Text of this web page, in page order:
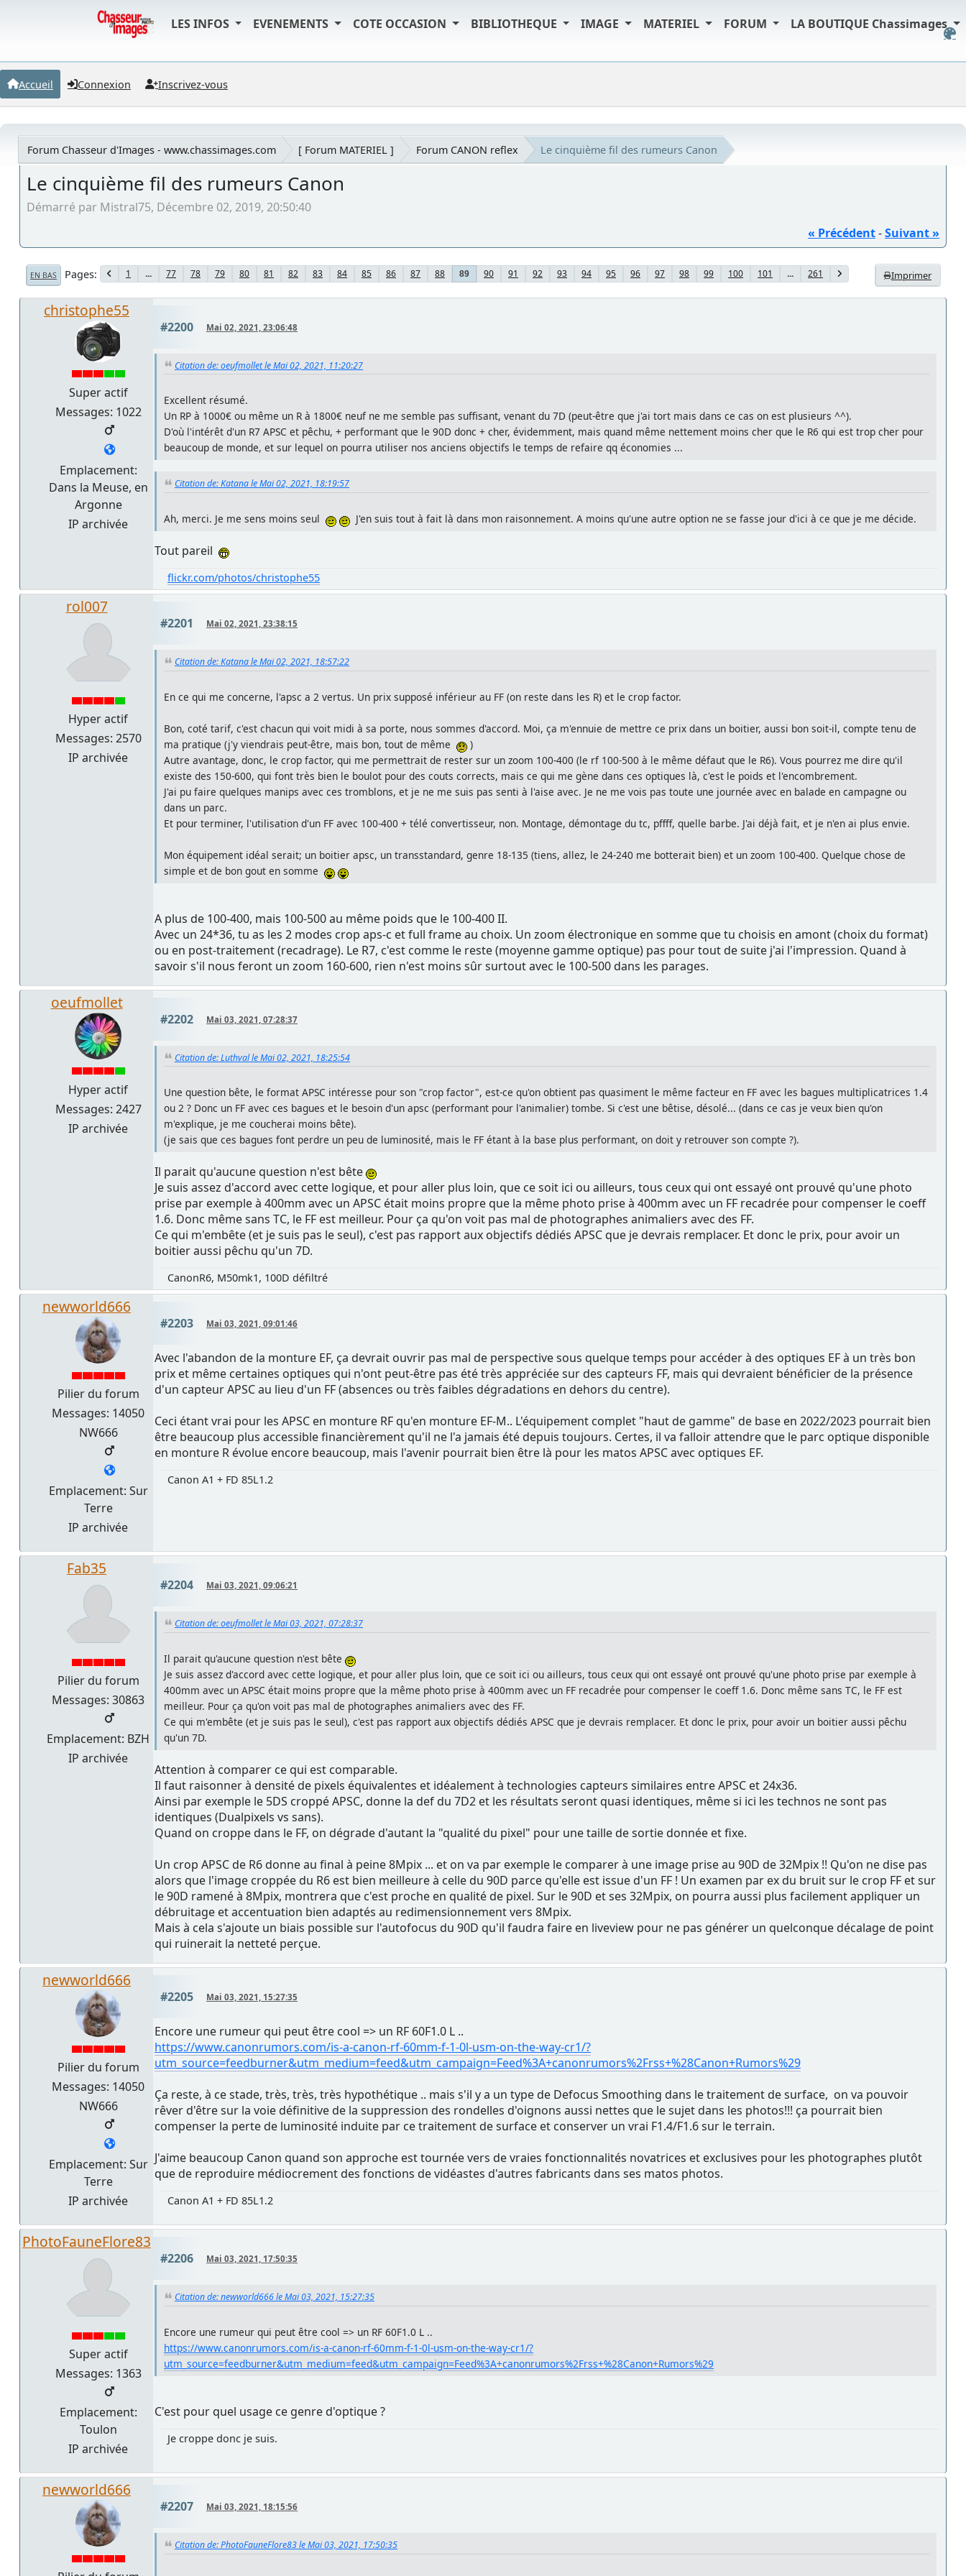
LES INFOS EVENEMENTS COTE OCCASION BIBLIOTHEQUE IMAGE MATERIEL FORUM LA BOUTIQUE Chassimages
Accueil Connexion Inscrivez-vous
Forum Chasseur d'Images - www.chassimages.com [ Forum MATERIEL ] Forum CANON reflex Le cinquième fil des rumeurs Canon
Le cinquième fil des rumeurs Canon
Démarré par Mistral75, Décembre 02, 2019, 20:50:40
« Précédent-Suivant »
Imprimer
EN BAS Pages 1 ... 77 78 79 80 81 82 83 84 85 86 87 88 89 90 91 92 93 94 95 96 97 98 99 100 101 ... 261
christophe55
Super actif
Messages: 1022
Emplacement:
Dans la Meuse, en
Argonne
IP archivée
#2200 Mai 02, 2021, 23:06:48
Citation de: oeufmollet le Mai 02, 2021, 11:20:27
Excellent résumé.
Un RP à 1000€ ou même un R à 1800€ neuf ne me semble pas suffisant, venant du 7D (peut-être que j'ai tort mais dans ce cas on est plusieurs ^^).
D'où l'intérêt d'un R7 APSC et pêchu, + performant que le 90D donc + cher, évidemment, mais quand même nettement moins cher que le R6 qui est trop cher pour
beaucoup de monde, et sur lequel on pourra utiliser nos anciens objectifs le temps de refaire qq économies ...
Citation de: Katana le Mai 02, 2021, 18:19:57
Ah, merci. Je me sens moins seul J'en suis tout à fait là dans mon raisonnement. A moins qu'une autre option ne se fasse jour d'ici à ce que je me décide.
Tout pareil
flickr.com/photos/christophe55
rol007
Hyper actif
Messages: 2570
IP archivée
#2201 Mai 02, 2021, 23:38:15
Citation de: Katana le Mai 02, 2021, 18:57:22
En ce qui me concerne, l'apsc a 2 vertus. Un prix supposé inférieur au FF (on reste dans les R) et le crop factor.
Bon, coté tarif, c'est chacun qui voit midi à sa porte, nous sommes d'accord. Moi, ça m'ennuie de mettre ce prix dans un boitier, aussi bon soit-il, compte tenu de
ma pratique (j'y viendrais peut-être, mais bon, tout de même
)
Autre avantage, donc, le crop factor, qui me permettrait de rester sur un zoom 100-400 (le rf 100-500 à le même défaut que le R6). Vous pourrez me dire qu'il
existe des 150-600, qui font très bien le boulot pour des couts corrects, mais ce qui me gène dans ces optiques là, c'est le poids et l'encombrement.
J'ai pu faire quelques manips avec ces tromblons, et je ne me suis pas senti à l'aise avec. Je ne me vois pas toute une journée avec en balade en campagne ou
dans un parc.
Et pour terminer, l'utilisation d'un FF avec 100-400 + télé convertisseur, non. Montage, démontage du tc, pffff, quelle barbe. J'ai déjà fait, et je n'en ai plus envie.
Mon équipement idéal serait; un boitier apsc, un transstandard, genre 18-135 (tiens, allez, le 24-240 me botterait bien) et un zoom 100-400. Quelque chose de
simple et de bon gout en somme
A plus de 100-400, mais 100-500 au même poids que le 100-400 II.
Avec un 24*36, tu as les 2 modes crop aps-c et full frame au choix. Un zoom électronique en somme que tu choisis en amont (choix du format)
ou en post-traitement (recadrage). Le R7, c'est comme le reste (moyenne gamme optique) pas pour tout de suite j'ai l'impression. Quand à
savoir s'il nous feront un zoom 160-600, rien n'est moins sûr surtout avec le 100-500 dans les parages.
oeufmollet
Hyper actif
Messages: 2427
IP archivée
#2202 Mai 03, 2021, 07:28:37
Citation de: Luthval le Mai 02, 2021, 18:25:54
Une question bête, le format APSC intéresse pour son "crop factor", est-ce qu'on obtient pas quasiment le même facteur en FF avec les bagues multiplicatrices 1.4
ou 2 ? Donc un FF avec ces bagues et le besoin d'un apsc (performant pour l'animalier) tombe. Si c'est une bêtise, désolé... (dans ce cas je veux bien qu'on
m'explique, je me coucherai moins bête).
(je sais que ces bagues font perdre un peu de luminosité, mais le FF étant à la base plus performant, on doit y retrouver son compte ?).
Il parait qu'aucune question n'est bête
Je suis assez d'accord avec cette logique, et pour aller plus loin, que ce soit ici ou ailleurs, tous ceux qui ont essayé ont prouvé qu'une photo
prise par exemple à 400mm avec un APSC était moins propre que la même photo prise à 400mm avec un FF recadrée pour compenser le coeff
1.6. Donc même sans TC, le FF est meilleur. Pour ça qu'on voit pas mal de photographes animaliers avec des FF.
Ce qui m'embête (et je suis pas le seul), c'est pas rapport aux objectifs dédiés APSC que je devrais remplacer. Et donc le prix, pour avoir un
boitier aussi pêchu qu'un 7D.
CanonR6, M50mk1, 100D défiltré
newworld666
Pilier du forum
Messages: 14050
NW666
Emplacement: Sur
Terre
IP archivée
#2203 Mai 03, 2021, 09:01:46
Avec l'abandon de la monture EF, ça devrait ouvrir pas mal de perspective sous quelque temps pour accéder à des optiques EF à un très bon
prix et même certaines optiques qui n'ont peut-être pas été très appréciée sur des capteurs FF, mais qui devraient bénéficier de la présence
d'un capteur APSC au lieu d'un FF (absences ou très faibles dégradations en dehors du centre).
Ceci étant vrai pour les APSC en monture RF qu'en monture EF-M.. L'équipement complet "haut de gamme" de base en 2022/2023 pourrait bien
être beaucoup plus accessible financièrement qu'il ne l'a jamais été depuis toujours. Certes, il va falloir attendre que le parc optique disponible
en monture R évolue encore beaucoup, mais l'avenir pourrait bien être là pour les matos APSC avec optiques EF.
Canon A1 + FD 85L1.2
Fab35
Pilier du forum
Messages: 30863
Emplacement: BZH
IP archivée
#2204 Mai 03, 2021, 09:06:21
Citation de: oeufmollet le Mai 03, 2021, 07:28:37
Il parait qu'aucune question n'est bête
Je suis assez d'accord avec cette logique, et pour aller plus loin, que ce soit ici ou ailleurs, tous ceux qui ont essayé ont prouvé qu'une photo prise par exemple à
400mm avec un APSC était moins propre que la même photo prise à 400mm avec un FF recadrée pour compenser le coeff 1.6. Donc même sans TC, le FF est
meilleur. Pour ça qu'on voit pas mal de photographes animaliers avec des FF.
Ce qui m'embête (et je suis pas le seul), c'est pas rapport aux objectifs dédiés APSC que je devrais remplacer. Et donc le prix, pour avoir un boitier aussi pêchu
qu'un 7D.
Attention à comparer ce qui est comparable.
Il faut raisonner à densité de pixels équivalentes et idéalement à technologies capteurs similaires entre APSC et 24x36.
Ainsi par exemple le 5DS croppé APSC, donne la def du 7D2 et les résultats seront quasi identiques, même si ici les technos ne sont pas
identiques (Dualpixels vs sans).
Quand on croppe dans le FF, on dégrade d'autant la "qualité du pixel" pour une taille de sortie donnée et fixe.
Un crop APSC de R6 donne au final à peine 8Mpix ... et on va par exemple le comparer à une image prise au 90D de 32Mpix !! Qu'on ne dise pas
alors que l'image croppée du R6 est bien meilleure à celle du 90D parce qu'elle est issue d'un FF ! Un examen par ex du bruit sur le crop FF et sur
le 90D ramené à 8Mpix, montrera que c'est proche en qualité de pixel. Sur le 90D et ses 32Mpix, on pourra aussi plus facilement appliquer un
débruitage et accentuation bien adaptés au redimensionnement vers 8Mpix.
Mais à cela s'ajoute un biais possible sur l'autofocus du 90D qu'il faudra faire en liveview pour ne pas générer un quelconque décalage de point
qui ruinerait la netteté perçue.
newworld666
Pilier du forum
Messages: 14050
NW666
Emplacement: Sur
Terre
IP archivée
#2205 Mai 03, 2021, 15:27:35
Encore une rumeur qui peut être cool => un RF 60F1.0 L ..
https://www.canonrumors.com/is-a-canon-rf-60mm-f-1-0l-usm-on-the-way-cr1/?
utm_source=feedburner&utm_medium=feed&utm_campaign=Feed%3A+canonrumors%2Frss+%28Canon+Rumors%29
Ça reste, à ce stade, très, très, très hypothétique .. mais s'il y a un type de Defocus Smoothing dans le traitement de surface, on va pouvoir
rêver d'être sur la voie définitive de la suppression des rondelles d'oignons aussi nettes que le sujet dans les photos!!! ça pourrait bien
compenser la perte de luminosité induite par ce traitement de surface et conserver un vrai F1.4/F1.6 sur le terrain.
J'aime beaucoup Canon quand son approche est tournée vers de vraies fonctionnalités novatrices et exclusives pour les photographes plutôt
que de reproduire médiocrement des fonctions de vidéastes d'autres fabricants dans ses matos photos.
Canon A1 + FD 85L1.2
PhotoFauneFlore83
Super actif
Messages: 1363
Emplacement:
Toulon
IP archivée
#2206 Mai 03, 2021, 17:50:35
Citation de: newworld666 le Mai 03, 2021, 15:27:35
Encore une rumeur qui peut être cool => un RF 60F1.0 L ..
https://www.canonrumors.com/is-a-canon-rf-60mm-f-1-0l-usm-on-the-way-cr1/?
utm_source=feedburner&utm_medium=feed&utm_campaign=Feed%3A+canonrumors%2Frss+%28Canon+Rumors%29
C'est pour quel usage ce genre d'optique ?
Je croppe donc je suis.
newworld666
#2207 Mai 03, 2021, 18:15:56
Citation de: PhotoFauneFlore83 le Mai 03, 2021, 17:50:35